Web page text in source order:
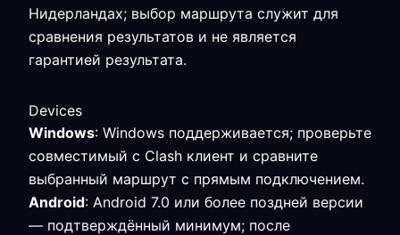
Нидерландах; выбор маршрута служит для
сравнения результатов и не является
гарантией результата.
Devices
Windows: Windows поддерживается; проверьте
совместимый с Clash клиент и сравните
выбранный маршрут с прямым подключением.
Android: Android 7.0 или более поздней версии
— подтверждённый минимум; после